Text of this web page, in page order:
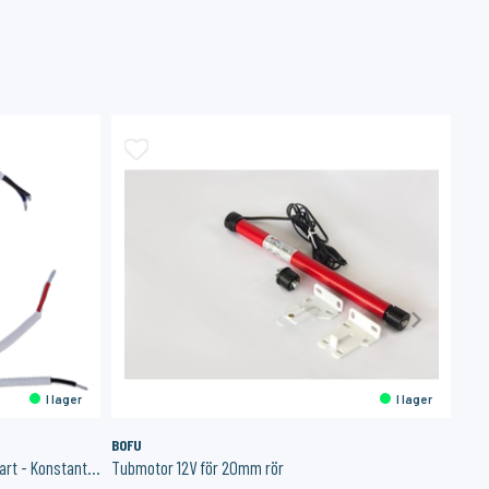
I lager I lager
BOFU
Tubmotor 12V för 20mm rör